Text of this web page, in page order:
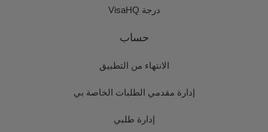
درجة VisaHQ
حساب
الانتهاء من التطبيق
إدارة مقدمي الطلبات الخاصة بي
إدارة طلبي